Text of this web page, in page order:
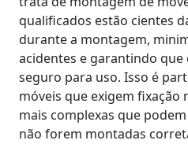
qualificados estão cientes
durante a montagem,
acidentes e garantindo
seguro para uso. Isso é
móveis que exigem fixação
mais complexas que
não forem montadas